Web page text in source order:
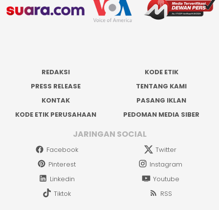
REDAKSI
KODE ETIK
PRESS RELEASE
TENTANG KAMI
KONTAK
PASANG IKLAN
KODE ETIK PERUSAHAAN
PEDOMAN MEDIA SIBER
JARINGAN SOCIAL
Facebook
Twitter
Pinterest
Instagram
Linkedin
Youtube
Tiktok
RSS